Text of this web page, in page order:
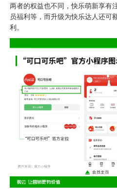
两者的权益也不同，快乐萌新享有
员福利等，而升级为快乐达人还可
利。